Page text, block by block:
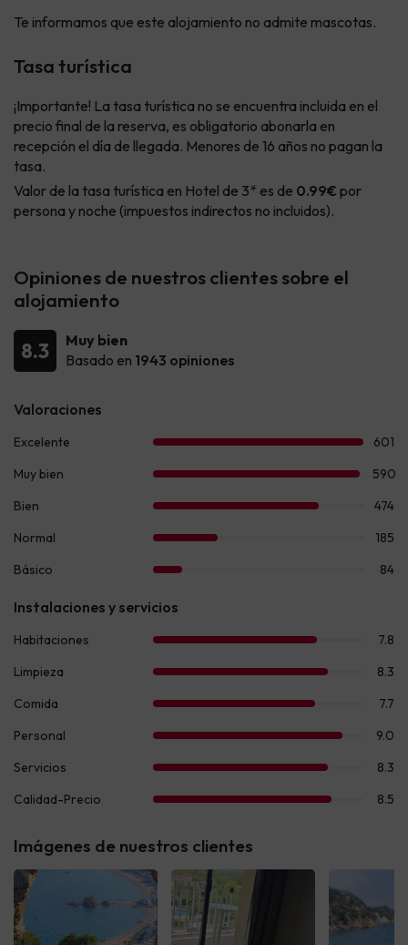
Te informamos que este alojamiento no admite mascotas.
Tasa turística
¡Importante! La tasa turística no se encuentra incluida en el
precio final de la reserva, es obligatorio abonarla en
recepción el día de llegada. Menores de 16 años no pagan la
tasa.
Valor de la tasa turística en Hotel de 3* es de 0.99€ por
persona y noche (impuestos indirectos no incluidos).
Opiniones de nuestros clientes sobre el
alojamiento
8.3
Muy bien
Basado en 1943 opiniones
Imágenes de nuestros clientes